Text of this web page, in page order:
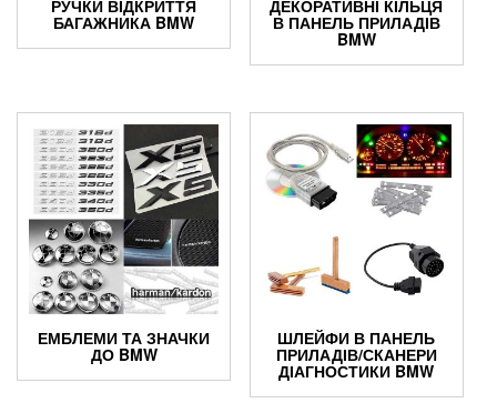
РУЧКИ ВІДКРИТТЯ
БАГАЖНИКА BMW
ДЕКОРАТИВНІ КІЛЬЦЯ
В ПАНЕЛЬ ПРИЛАДІВ
BMW
ЕМБЛЕМИ ТА ЗНАЧКИ
ДО BMW
ШЛЕЙФИ В ПАНЕЛЬ
ПРИЛАДІВ/СКАНЕРИ
ДІАГНОСТИКИ BMW